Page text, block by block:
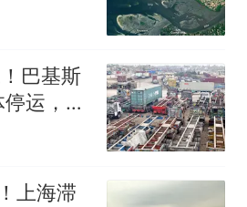
巴基斯
运，工
上海滞